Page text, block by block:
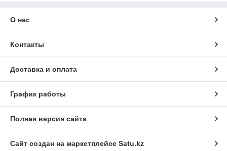
О нас
Контакты
Доставка и оплата
График работы
Полная версия сайта
Сайт создан на маркетплейсе Satu.kz